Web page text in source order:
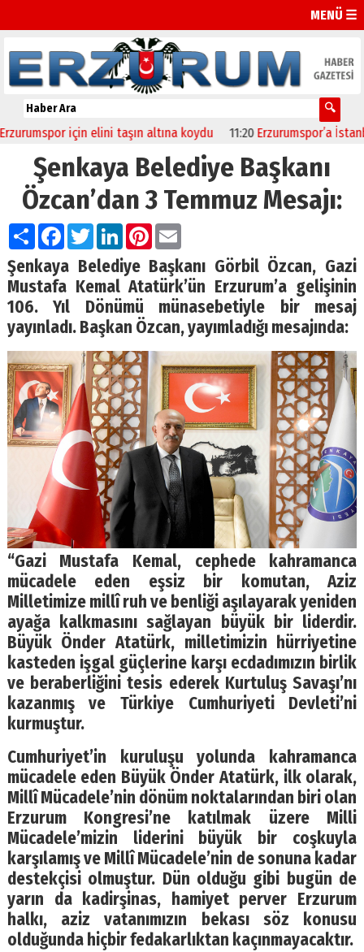
MENÜ ☰
için elini taşın altına koydu 11:20 Erzurumspor’a
Şenkaya Belediye Başkanı
Özcan’dan 3 Temmuz Mesajı:
PaylaşFacebook
TwitterLinkedIn
Pinterest
Email
Şenkaya Belediye Başkanı Görbil Özcan, Gazi
Mustafa Kemal Atatürk’ün Erzurum’a gelişinin
106. Yıl Dönümü münasebetiyle bir mesaj
yayınladı. Başkan Özcan, yayımladığı mesajında:
“Gazi Mustafa Kemal, cephede kahramanca
mücadele eden eşsiz bir komutan, Aziz
Milletimize millî ruh ve benliği aşılayarak yeniden
ayağa kalkmasını sağlayan büyük bir liderdir.
Büyük Önder Atatürk, milletimizin hürriyetine
kasteden işgal güçlerine karşı ecdadımızın birlik
ve beraberliğini tesis ederek Kurtuluş Savaşı’nı
kazanmış ve Türkiye Cumhuriyeti Devleti’ni
kurmuştur.
Cumhuriyet’in kuruluşu yolunda kahramanca
mücadele eden Büyük Önder Atatürk, ilk olarak,
Millî Mücadele’nin dönüm noktalarından biri olan
Erzurum Kongresi’ne katılmak üzere Milli
Mücadele’mizin liderini büyük bir coşkuyla
karşılamış ve Millî Mücadele’nin de sonuna kadar
destekçisi olmuştur. Dün olduğu gibi bugün de
yarın da kadirşinas, hamiyet perver Erzurum
halkı, aziz vatanımızın bekası söz konusu
olduğunda hiçbir fedakarlıktan kaçınmayacaktır.